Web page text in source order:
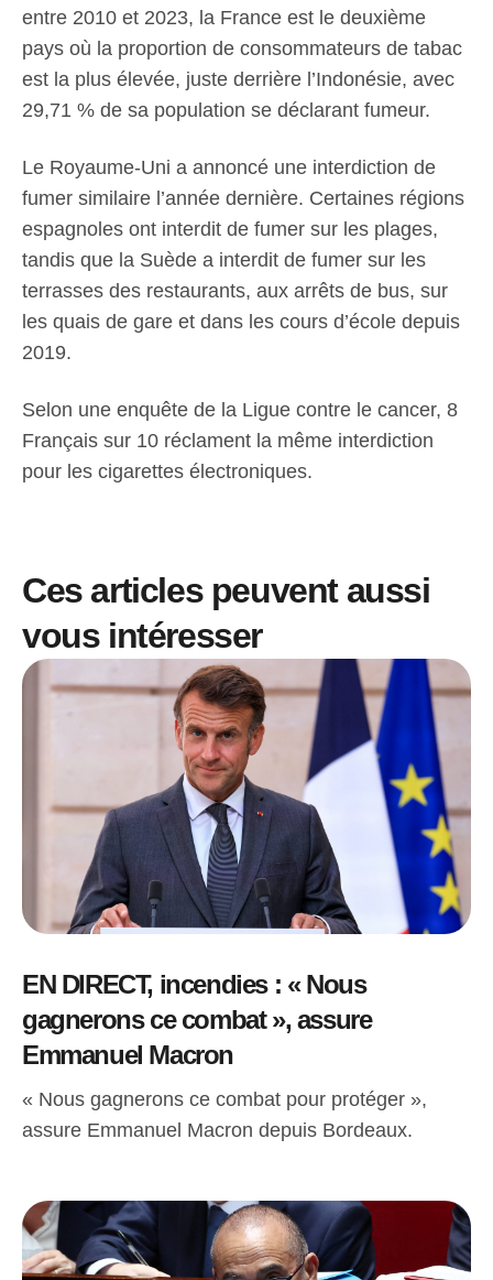
entre 2010 et 2023, la France est le deuxième
pays où la proportion de consommateurs de tabac
est la plus élevée, juste derrière l’Indonésie, avec
29,71 % de sa population se déclarant fumeur.
Le Royaume-Uni a annoncé une interdiction de
fumer similaire l’année dernière. Certaines régions
espagnoles ont interdit de fumer sur les plages,
tandis que la Suède a interdit de fumer sur les
terrasses des restaurants, aux arrêts de bus, sur
les quais de gare et dans les cours d’école depuis
2019.
Selon une enquête de la Ligue contre le cancer, 8
Français sur 10 réclament la même interdiction
pour les cigarettes électroniques.
Ces articles peuvent aussi
vous intéresser
EN DIRECT, incendies : « Nous
gagnerons ce combat », assure
Emmanuel Macron
« Nous gagnerons ce combat pour protéger »,
assure Emmanuel Macron depuis Bordeaux.